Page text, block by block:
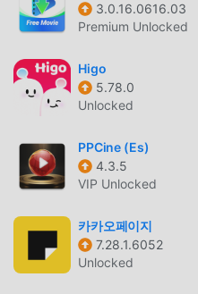
СКАЧАТЬ СЕЙЧАС
приложение moddroid, вы
бесплатную версию мода
установочном пакете
модов, ожидающие вас.
скачай прямо сейчас!
3.0.16.0616.03
Premium Unlocked
Higo
5.78.0
Unlocked
PPCine (Es)
4.3.5
VIP Unlocked
카카오페이지
7.28.1.6052
Unlocked